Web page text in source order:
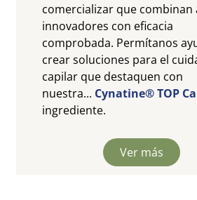
comercializar que combinan
innovadores con eficacia
comprobada. Permítanos
crear soluciones para el
capilar que destaquen con
nuestra... Cynatine®TOP
ingrediente.
Ver más